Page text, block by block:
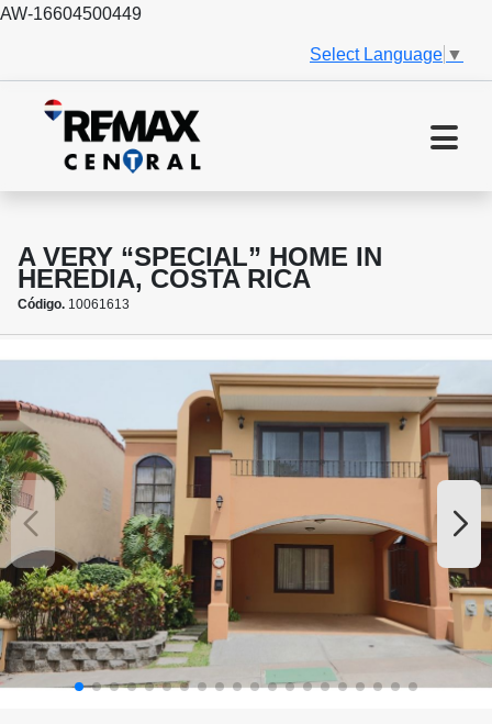
AW-16604500449
Select Language ▼
A VERY “SPECIAL” HOME IN
HEREDIA, COSTA RICA
Código. 10061613